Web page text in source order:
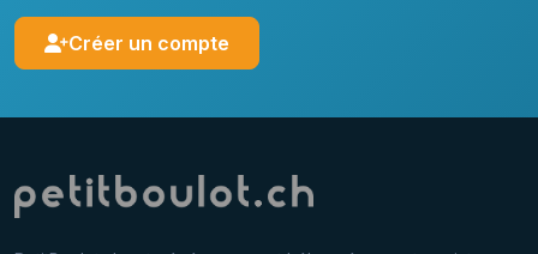
Créer un compte